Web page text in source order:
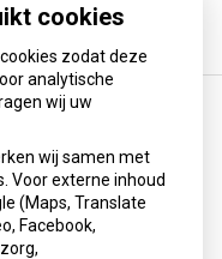
Nestlé: bacterie
1 en Alfamino
cookies
zodat deze
analytische
wij uw
wij samen met
Voor externe inhoud
(Maps, Translate
Facebook,